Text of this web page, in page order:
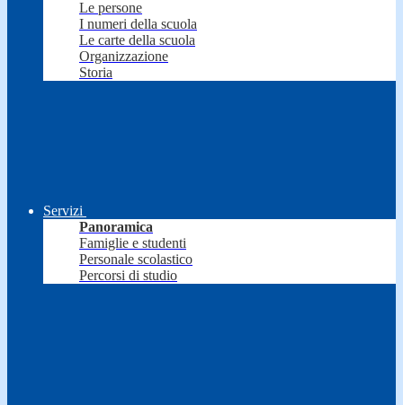
Le persone
I numeri della scuola
Le carte della scuola
Organizzazione
Storia
Servizi
Panoramica
Famiglie e studenti
Personale scolastico
Percorsi di studio